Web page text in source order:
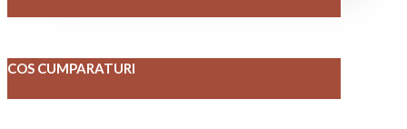
COS CUMPARATURI